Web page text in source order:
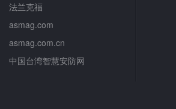
法兰克福
asmag.com
asmag.com.cn
中国台湾智慧安防网